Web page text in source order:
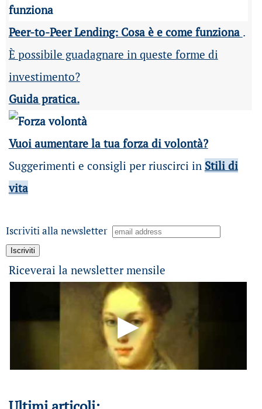
Peer-to-Peer Lending: Cosa è e come funziona .
È possibile guadagnare in queste forme di
investimento?
Guida pratica.
Vuoi aumentare la tua forza di volontà?
Suggerimenti e consigli per riuscirci in Stili di
vita
Iscriviti alla newsletter
Riceverai la newsletter mensile